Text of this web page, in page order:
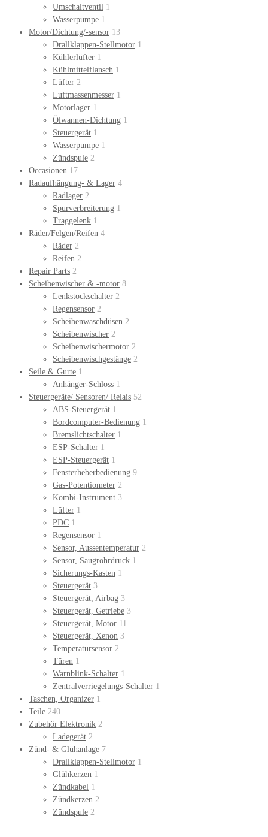
Umschaltventil 1
Wasserpumpe 1
Motor/Dichtung/-sensor 13
Drallklappen-Stellmotor 1
Kühlerlüfter 1
Kühlmittelflansch 1
Lüfter 2
Luftmassenmesser 1
Motorlager 1
Ölwannen-Dichtung 1
Steuergerät 1
Wasserpumpe 1
Zündspule 2
Occasionen 17
Radaufhängung- & Lager 4
Radlager 2
Spurverbreiterung 1
Traggelenk 1
Räder/Felgen/Reifen 4
Räder 2
Reifen 2
Repair Parts 2
Scheibenwischer & -motor 8
Lenkstockschalter 2
Regensensor 2
Scheibenwaschdüsen 2
Scheibenwischer 2
Scheibenwischermotor 2
Scheibenwischgestänge 2
Seile & Gurte 1
Anhänger-Schloss 1
Steuergeräte/ Sensoren/ Relais 52
ABS-Steuergerät 1
Bordcomputer-Bedienung 1
Bremslichtschalter 1
ESP-Schalter 1
ESP-Steuergerät 1
Fensterheberbedienung 9
Gas-Potentiometer 2
Kombi-Instrument 3
Lüfter 1
PDC 1
Regensensor 1
Sensor, Aussentemperatur 2
Sensor, Saugrohrdruck 1
Sicherungs-Kasten 1
Steuergerät 3
Steuergerät, Airbag 3
Steuergerät, Getriebe 3
Steuergerät, Motor 11
Steuergerät, Xenon 3
Temperatursensor 2
Türen 1
Warnblink-Schalter 1
Zentralverriegelungs-Schalter 1
Taschen, Organizer 1
Teile 240
Zubehör Elektronik 2
Ladegerät 2
Zünd- & Glühanlage 7
Drallklappen-Stellmotor 1
Glühkerzen 1
Zündkabel 1
Zündkerzen 2
Zündspule 2